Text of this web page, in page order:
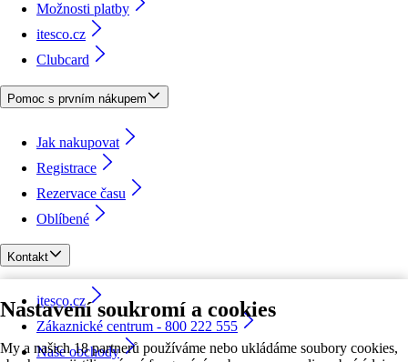
Nastavení soukromí a cookies
My a našich 18 partnerů používáme nebo ukládáme soubory cookies,
Možnosti platby
itesco.cz
Clubcard
Pomoc s prvním nákupem
Jak nakupovat
Registrace
Rezervace času
Oblíbené
Kontakt
itesco.cz
Zákaznické centrum - 800 222 555
Naše obchody